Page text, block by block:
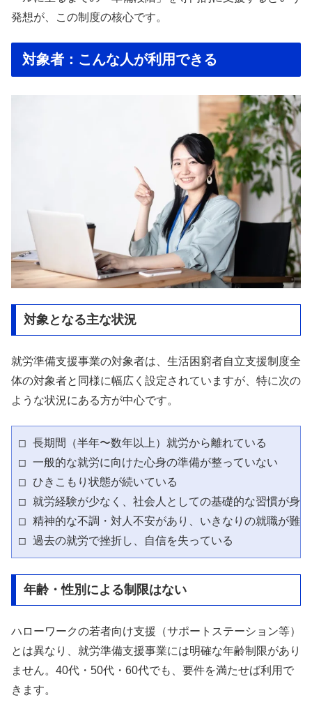
発想が、この制度の核心です。
対象者：こんな人が利用できる
対象となる主な状況
就労準備支援事業の対象者は、生活困窮者自立支援制度全
体の対象者と同様に幅広く設定されていますが、特に次の
ような状況にある方が中心です。
□ 長期間（半年〜数年以上）就労から離れている
□ 一般的な就労に向けた心身の準備が整っていない
□ ひきこもり状態が続いている
□ 就労経験が少なく、社会人としての基礎的な習慣が身
□ 精神的な不調・対人不安があり、いきなりの就職が難
年齢・性別による制限はない
ハローワークの若者向け支援（サポートステーション等）
とは異なり、就労準備支援事業には明確な年齢制限があり
ません。40代・50代・60代でも、要件を満たせば利用で
きます。